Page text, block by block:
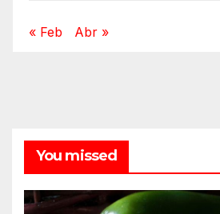
« Feb Abr »
You missed